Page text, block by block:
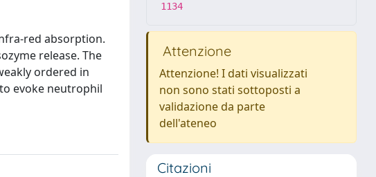
red absorption.
release. The
ordered in
evoke neutrophil
1134
Attenzione
Attenzione! I dati visualizzati
non sono stati sottoposti a
validazione da parte
dell'ateneo
Citazioni